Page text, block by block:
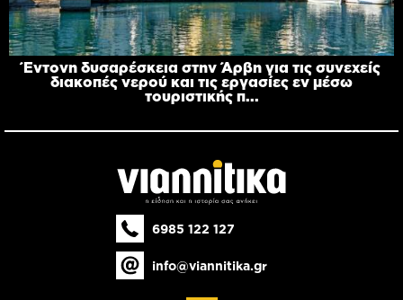
Έντονη δυσαρέσκεια στην Άρβη για τις συνεχείς
διακοπές νερού και τις εργασίες εν μέσω
τουριστικής π...
6985 122 127
info@viannitika.gr